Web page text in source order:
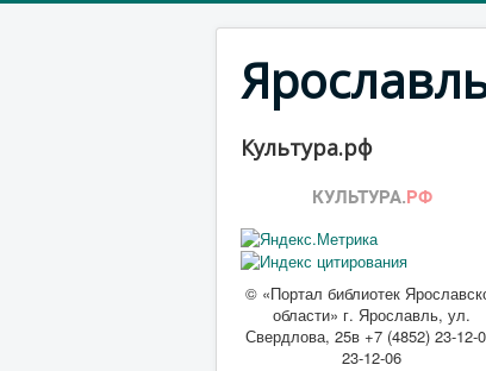
Культура.рф
© «Портал библиотек
области» г. Ярославль, ул.
Свердлова, 25в +7 (4852) 23-12-
23-12-06